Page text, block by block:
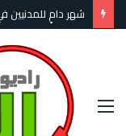
شهر دامٍ للمدنيين
القائمة